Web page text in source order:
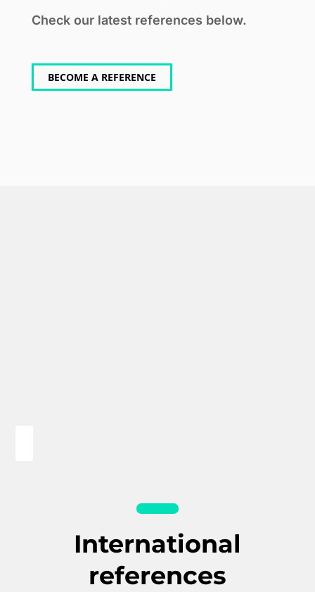
Check our latest references below.
BECOME A REFERENCE
International
references